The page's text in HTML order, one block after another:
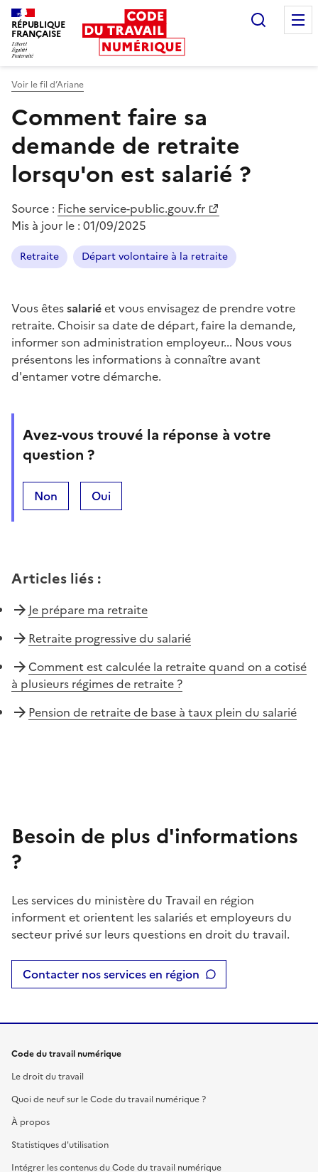
RÉPUBLIQUE
FRANÇAISE
Voir le fil d’Ariane
Comment faire sa
demande de retraite
lorsqu'on est salarié ?
Source : Fiche service-public.gouv.fr
Mis à jour le : 01/09/2025
Retraite Départ volontaire à la retraite
Vous êtessalariéet vous envisagez de prendre votre
retraite. Choisir sa date de départ, faire la demande,
informer son administration employeur... Nous vous
présentons les informations à connaître avant
d'entamer votre démarche.
Avez-vous trouvé la réponse à votre
question ?
Non Oui
Articles liés :
Je prépare ma retraite
Retraite progressive du salarié
Comment est calculée la retraite quand on a cotisé
à plusieurs régimes de retraite ?
Pension de retraite de base à taux plein du salarié
Besoin de plus d'informations
?
Les services du ministère du Travail en région
informent et orientent les salariés et employeurs du
secteur privé sur leurs questions en droit du travail.
Contacter nos services en région
Code du travail numérique
Le droit du travail
Quoi de neuf sur le Code du travail numérique ?
À propos
Statistiques d'utilisation
Intégrer les contenus du Code du travail numérique